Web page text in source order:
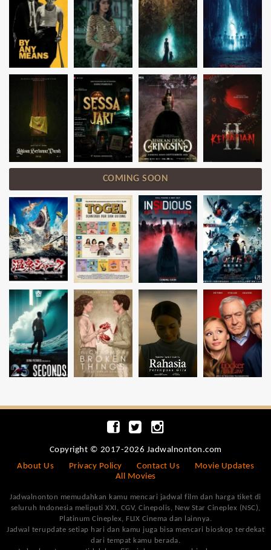
COMING SOON
Copyright © 2017-2026 Jadwalnonton.com
About Us
Privacy Policy Contact Us
Movie Updates
All Movies
Jadwalnonton memudahkan kamu mencari jadwal film dan harga tiket di
seluruh Indonesia meliputi XXI, CGV, Cinepolis, New Star Cineplex (NSC),
Platinum Cineplex, FLIX Cinema dan lainnya.
Jadwal terupdate setiap hari dan kamu juga bisa mencari bioskop terdekat
dari tempat kamu berada.